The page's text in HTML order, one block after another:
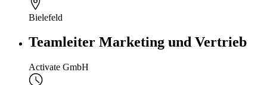
Bielefeld
Teamleiter Marketing und Vertrieb
Activate GmbH